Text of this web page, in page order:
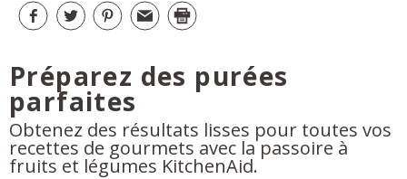
Préparez des purées
parfaites
Obtenez des résultats lisses pour toutes vos
recettes de gourmets avec la passoire à
fruits et légumes KitchenAid.